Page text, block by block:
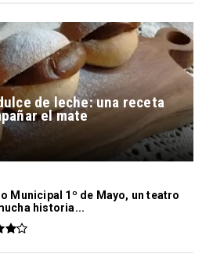
de leche: una receta
el mate
Municipal 1º de Mayo, un teatro
historia...